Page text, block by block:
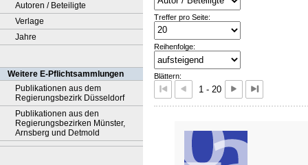
Autoren / Beteiligte
Verlage
Jahre
Weitere E-Pflichtsammlungen
Publikationen aus dem
Regierungsbezirk Düsseldorf
Publikationen aus den
Regierungsbezirken Münster,
Arnsberg und Detmold
Treffer pro Seite:
Reihenfolge:
Blättern:
1 - 20